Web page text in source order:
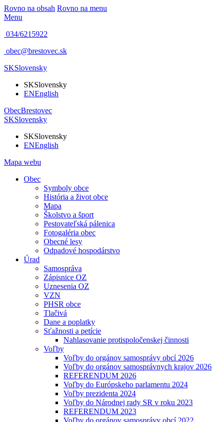
Rovno na obsah Rovno na menu
Menu
034/6215922
obec@brestovec.sk
SKSlovensky
SKSlovensky
ENEnglish
ObecBrestovec
SKSlovensky
SKSlovensky
ENEnglish
Mapa webu
Obec
Symboly obce
História a život obce
Mapa
Školstvo a šport
Pestovateľská pálenica
Fotogaléria obec
Obecné lesy
Odpadové hospodárstvo
Úrad
Samospráva
Zápisnice OZ
Uznesenia OZ
VZN
PHSR obce
Tlačivá
Dane a poplatky
Sťažnosti a petície
Nahlasovanie protispoločenskej činnosti
Voľby
Voľby do orgánov samosprávy obcí 2026
Voľby do orgánov samosprávnych krajov 2026
REFERENDUM 2026
Voľby do Európskeho parlamentu 2024
Voľby prezidenta 2024
Voľby do Národnej rady SR v roku 2023
REFERENDUM 2023
Voľby do orgánov samosprávy obcí 2022